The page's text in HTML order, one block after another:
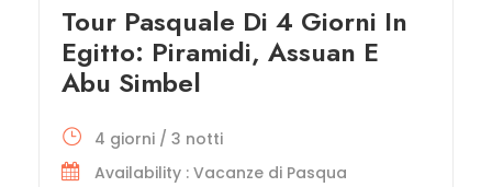
Tour Pasquale Di 4 Giorni In
Egitto: Piramidi, Assuan E
Abu Simbel
4 giorni / 3 notti
Availability : Vacanze di Pasqua